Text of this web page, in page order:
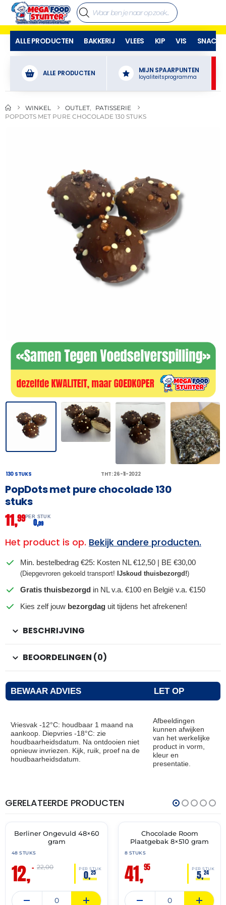
ALLE PRODUCTEN BAKKERIJ VLEES KIP VIS SNACKS
ALLE PRODUCTEN MIJN SPAARPUNTEN
loyaliteitsprogramma
WINKEL OUTLET
PATISSERIE
POPDOTS MET PURE CHOCOLADE 130 STUKS
130 STUKS THT: 26-11-2022
PopDots met pure chocolade 130
stuks
11,99PER STUK
0,09
Het product is op. Bekijk andere producten.
Min. bestelbedrag €25: Kosten NL €12,50 | BE €30,00
(Diepgevroren gekoeld transport! IJskoud thuisbezorgd!)
Gratis thuisbezorgd in NL v.a. €100 en België v.a. €150
Kies zelf jouw bezorgdag uit tijdens het afrekenen!
BESCHRIJVING
BEOORDELINGEN (0)
BEWAAR ADVIES LET OP
Vriesvak -12°C: houdbaar 1 maand na
aankoop. Diepvries -18°C: zie
houdbaarheidsdatum. Na ontdooien niet
opnieuw invriezen. Kijk, ruik, proef na de
houdbaarheidsdatum.
Afbeeldingen
kunnen afwijken
van het werkelijke
product in vorm,
kleur en
presentatie.
GERELATEERDE PRODUCTEN
🔥 OP=OP
THT:
30-
Berliner Ongevuld 48×60
gram
48 STUKS
12,– PER STUK
0,25
22,00
✓ VAST ASSORTIMENT
Chocolade Room
Plaatgebak 8×510 gram
8 STUKS
41,95 PER STUK
5,24